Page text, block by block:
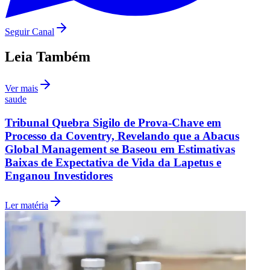
Vasco
Seguir Canal
Leia Também
Ver mais
saude
Tribunal Quebra Sigilo de Prova-Chave em
Processo da Coventry, Revelando que a Abacus
Global Management se Baseou em Estimativas
Baixas de Expectativa de Vida da Lapetus e
Enganou Investidores
Ler matéria